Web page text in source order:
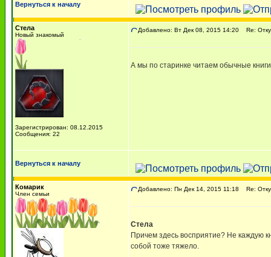
Вернуться к началу
Стела
Новый знакомый
Зарегистрирован: 08.12.2015
Сообщения: 22
Добавлено: Вт Дек 08, 2015 14:20 Re:
А мы по старинке читаем обычные
Вернуться к началу
Комарик
Член семьи
Добавлено: Пн Дек 14, 2015 11:18 Re:
Стела
Причем здесь восприятие? Не каждую
собой тоже тяжело.